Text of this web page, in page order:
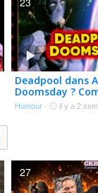
Deadpool dans
Doomsday ?
Humour · il y a 2
27